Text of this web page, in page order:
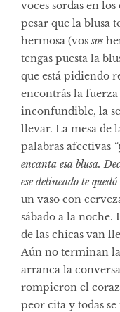
voces sordas en
pesar que la blusa
hermosa (vos sos
tengas puesta la
que está pidiendo
encontrás la
inconfundible, la
llevar. La mesa de
palabras afectivas
encanta esa blusa.
ese delineado te
un vaso con
sábado a la noche.
de las chicas van
Aún no terminan
arranca la
rompieron el
peor cita y todas